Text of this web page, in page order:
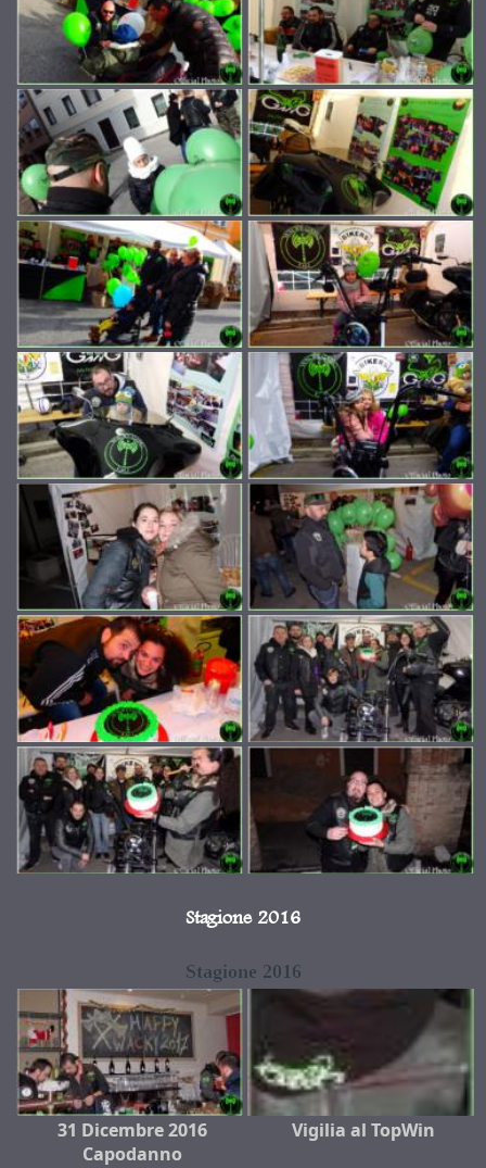
Stagione 2016
Stagione 2016
31 Dicembre 2016
Capodanno
Vigilia al TopWin